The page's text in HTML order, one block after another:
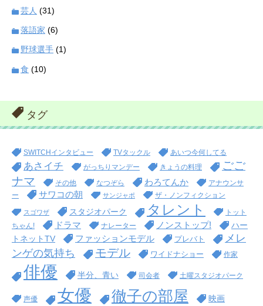
芸人 (31)
落語家 (6)
野球選手 (1)
食 (10)
タグ
SWITCHインタビュー TVタックル あいつ今何してる
あさイチ がっちりマンデー きょうの料理
ごご
ナマ
その他 なつぞら わろてんか
アナウンサ
ー
サワコの朝 サンジャポ ザ・ノンフィクション
スゴワザ スタジオパーク タレント
トット
ちゃん!
ドラマ ナレーター ノンストップ!
ハー
トネットTV
ファッションモデル プレバト
メレ
ンゲの気持ち
モデル ワイドナショー 作家
俳優 半分、青い 司会者 土曜スタジオパーク
声優 女優 徹子の部屋 映画